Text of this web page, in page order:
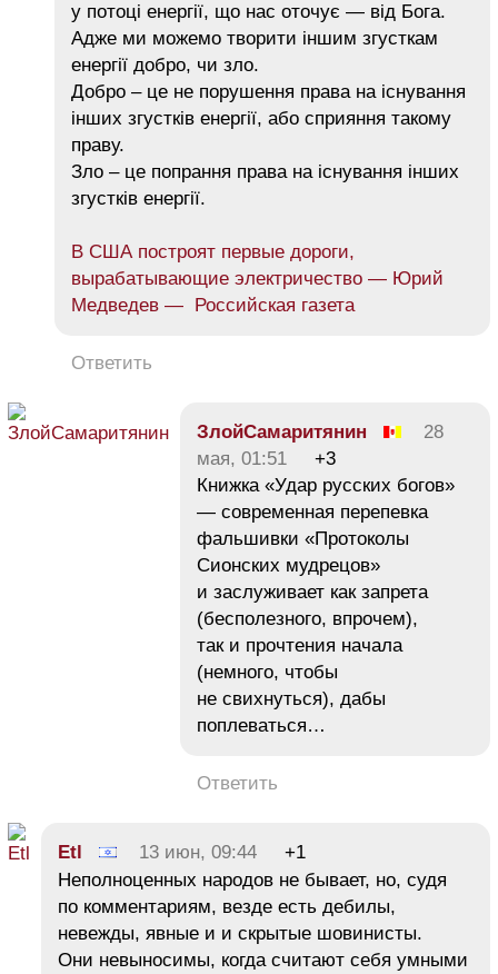
у потоці енергії, що нас оточує — від Бога.
Адже ми можемо творити іншим згусткам
енергії добро, чи зло.
Добро – це не порушення права на існування
інших згустків енергії, або сприяння такому
праву.
Зло – це попрання права на існування інших
згустків енергії.
В США построят первые дороги,
вырабатывающие электричество — Юрий
Медведев — Российская газета
Ответить
ЗлойСамаритянин
28
мая, 01:51
+3
Книжка «Удар русских богов»
— современная перепевка
фальшивки «Протоколы
Сионских мудрецов»
и заслуживает как запрета
(бесполезного, впрочем),
так и прочтения начала
(немного, чтобы
не свихнуться), дабы
поплеваться…
Ответить
Etl 13 июн, 09:44
+1
Неполноценных народов не бывает, но, судя
по комментариям, везде есть дебилы,
невежды, явные и и скрытые шовинисты.
Они невыносимы, когда считают себя умными